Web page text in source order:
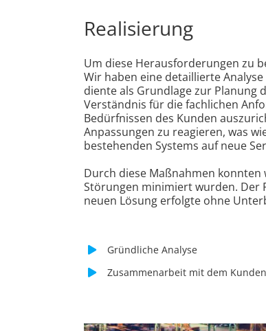
Realisierung
Um diese Herausforderungen zu
Wir haben eine detaillierte
diente als Grundlage zur Planung
Verständnis für die fachlichen
Bedürfnissen des Kunden
Anpassungen zu reagieren, was
bestehenden Systems auf neue
Durch diese Maßnahmen
Störungen minimiert wurden. Der
neuen Lösung erfolgte ohne
Gründliche Analyse
Zusammenarbeit mit dem Kunden